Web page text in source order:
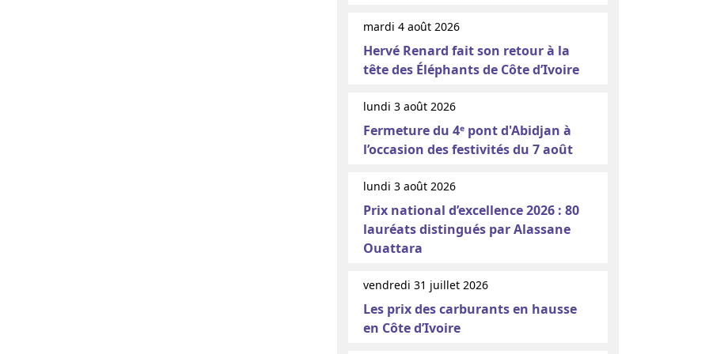
mardi 4 août 2026
Hervé Renard fait son retour à la
tête des Éléphants de Côte d’Ivoire
lundi 3 août 2026
Fermeture du 4ᵉ pont d'Abidjan à
l’occasion des festivités du 7 août
lundi 3 août 2026
Prix national d’excellence 2026 : 80
lauréats distingués par Alassane
Ouattara
vendredi 31 juillet 2026
Les prix des carburants en hausse
en Côte d’Ivoire